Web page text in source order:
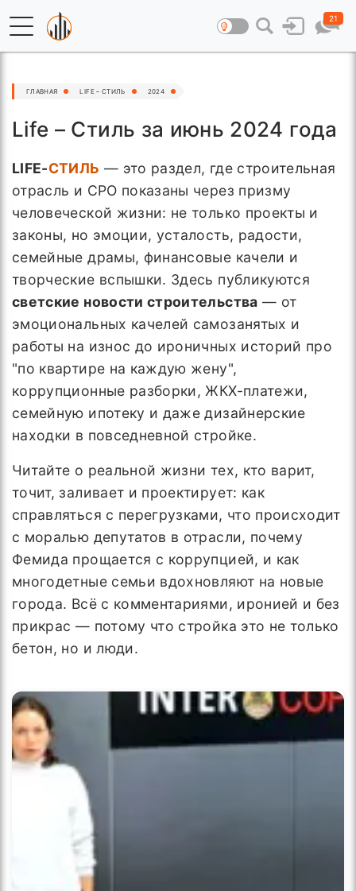
21
ГЛАВНАЯ LIFE – СТИЛЬ 2024
Life – Стиль за июнь 2024 года
LIFE-СТИЛЬ — это раздел, где строительная
отрасль и СРО показаны через призму
человеческой жизни: не только проекты и
законы, но эмоции, усталость, радости,
семейные драмы, финансовые качели и
творческие вспышки. Здесь публикуются
светские новости строительства — от
эмоциональных качелей самозанятых и
работы на износ до ироничных историй про
"по квартире на каждую жену",
коррупционные разборки, ЖКХ-платежи,
семейную ипотеку и даже дизайнерские
находки в повседневной стройке.
Читайте о реальной жизни тех, кто варит,
точит, заливает и проектирует: как
справляться с перегрузками, что происходит
с моралью депутатов в отрасли, почему
Фемида прощается с коррупцией, и как
многодетные семьи вдохновляют на новые
города. Всё с комментариями, иронией и без
прикрас — потому что стройка это не только
бетон, но и люди.